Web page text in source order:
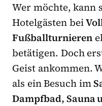
Wer möchte, kann
Hotelgästen bei
Fußballturnieren
betätigen. Doch
Geist ankommen.
als ein Besuch im
Dampfbad, Sauna